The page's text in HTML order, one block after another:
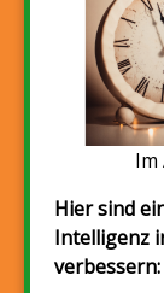
Im
Hier sind
Intelligenz
verbessern: